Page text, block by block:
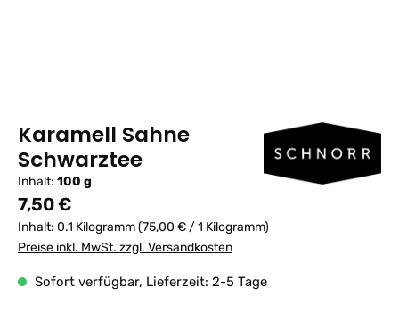
Karamell Sahne
Schwarztee
Inhalt: 100 g
Regulärer Preis:
7,50 €
Inhalt: 0.1 Kilogramm(75,00 € / 1 Kilogramm)
Preise inkl. MwSt. zzgl. Versandkosten
Sofort verfügbar, Lieferzeit: 2-5 Tage